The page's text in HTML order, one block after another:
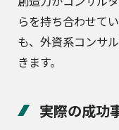
らを持ち合わせて
も、外資系コンサ
きます。
実際の成功